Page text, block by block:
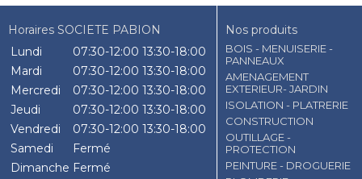
Horaires SOCIETE PABION
Lundi
07:30-12:00 13:30-18:00
Mardi
07:30-12:00 13:30-18:00
Mercredi
07:30-12:00 13:30-18:00
Jeudi
07:30-12:00 13:30-18:00
Vendredi
07:30-12:00 13:30-18:00
Samedi
Fermé
Dimanche Fermé
Nos produits
BOIS - MENUISERIE -
PANNEAUX
AMENAGEMENT
EXTERIEUR- JARDIN
ISOLATION - PLATRERIE
CONSTRUCTION
OUTILLAGE -
PROTECTION
PEINTURE - DROGUERIE